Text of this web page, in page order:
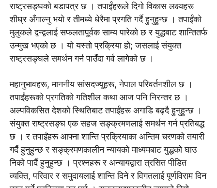
राष्ट्रसङ्घको बडापत्र छ । तपाईंहरूले दिगो विकास लक्ष्यहरू
शीघ्र अँगाल्नु भयो र तीमध्ये धेरैमा प्रगति गर्दै हुनुहुन्छ । तपाईंको
मुलुकले द्वन्द्वलाई सफलतापूर्वक साम्य पारेको छ र युद्धबाट शान्तितर्फ
उन्मुख भएको छ । यो यस्तो प्रक्रिया हो; जसलाई संयुक्त
राष्ट्रसङ्घले समर्थन गर्न पाउँदा गर्व लागेको छ ।
महानुभावहरू, माननीय सांसदज्यूहरू, नेपाल परिवर्तनशील छ ।
तपाईंहरूको प्रगतिको गतिशील कथा आज पनि निरन्तर छ ।
अल्पविकसित देशको स्थितिबाट तपाईंहरू अगाडि बढ्दै हुनुहुन्छ ।
संयुक्त राष्ट्रसङ्घ एक सहज सङ्क्रमणलाई समर्थन गर्न प्रतिबद्ध
छ । र तपाईंहरू आफ्ना शान्ति प्रक्रियाका अन्तिम चरणको तयारी
गर्दै हुनुहुन्छ र सङ्क्रमणकालीन न्यायको माध्यमबाट युद्धको घाउ
निको पार्दै हुनुहुन्छ । प्रश्नहरू र अन्यायद्वारा त्रसित पीडित
व्यक्ति, परिवार र समुदायलाई शान्ति दिने र विगतलाई पूर्णविराम दिन